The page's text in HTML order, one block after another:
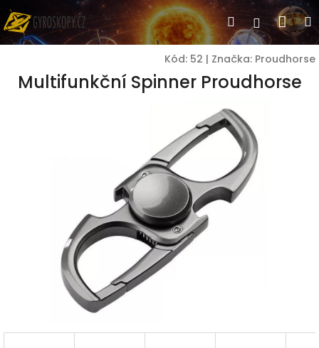
Přejít
na
obsah
Hledat
Kód: 52 | Značka: Proudhorse
Multifunkční Spinner Proudhorse